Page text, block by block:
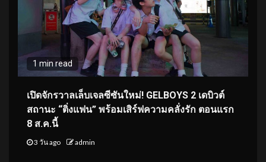
1 min read
เปิดจักรวาลเล็บเจลซีซันใหม่! GELBOYS 2 เดบิวต์
สถานะ “ติ่งแฟน” พร้อมเสิร์ฟความคลั่งรัก ตอนแรก
8 ส.ค.นี้
3 วัน ago admin